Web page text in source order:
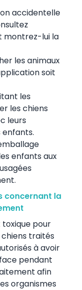
accidentelle
montrez-lui la
les animaux
soit
les
les chiens
leurs
enfants aux
concernant la
pour
chiens traités
à avoir
pendant
afin
organismes